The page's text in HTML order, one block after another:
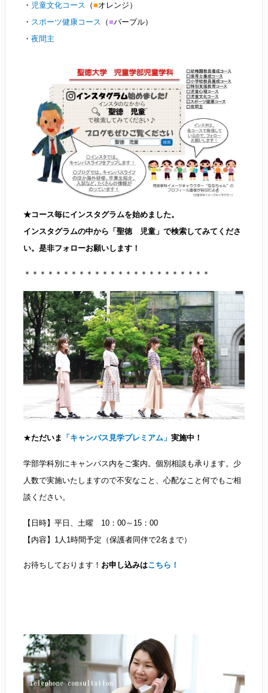
・ 児童文化コース （■オレンジ）
・ スポーツ健康コース （ ■パープル）
・夜間主
★コース毎にインスタグラムを始めました。
インスタグラムの中から「聖徳 児童」で検索してみてくださ
い。是非フォローお願いします！
＊＊＊＊＊＊＊＊＊＊＊＊＊＊＊＊＊＊＊＊＊＊＊＊
★ただいま 「キャンパス見学プレミアム」実施中！
学部学科別にキャンパス内をご案内。個別相談も承ります。少
人数で実施いたしますので不安なこと、心配なこと何でもご相
談ください。
【日時】平日、土曜 10：00～15：00
【内容】1人1時間予定（保護者同伴で2名まで）
お待ちしております！ お申し込みはこちら！